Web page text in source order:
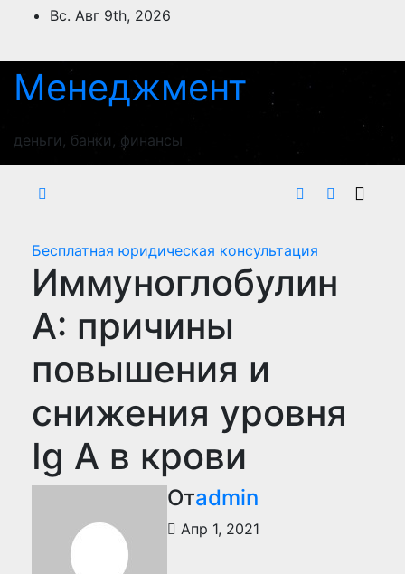
ПерейтиВс. Авг 9th, 2026
Менеджмент
деньги, банки, финансы
Бесплатная юридическая консультация
Иммуноглобулин
А: причины
повышения и
снижения уровня
Ig A в крови
Отadmin
Апр 1, 2021